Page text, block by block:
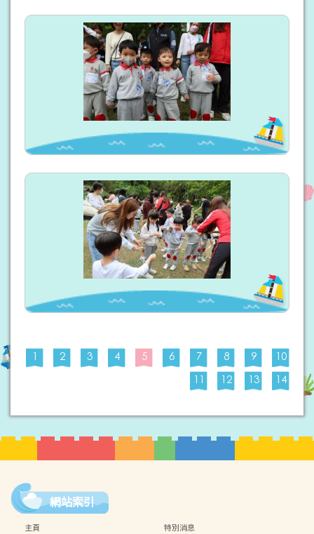
1 2 3 4 5 6 7 8 9
10
11
12 13 14
網站索引
主頁
特別消息